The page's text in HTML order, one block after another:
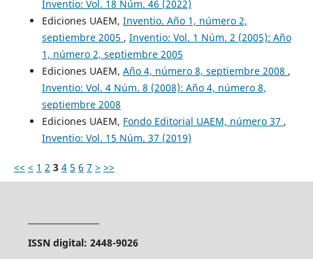
Inventio: Vol. 18 Núm. 46 (2022)
Ediciones UAEM, Inventio. Año 1, número 2,
septiembre 2005 , Inventio: Vol. 1 Núm. 2 (2005): Año
1, número 2, septiembre 2005
Ediciones UAEM, Año 4, número 8, septiembre 2008 ,
Inventio: Vol. 4 Núm. 8 (2008): Año 4, número 8,
septiembre 2008
Ediciones UAEM, Fondo Editorial UAEM, número 37 ,
Inventio: Vol. 15 Núm. 37 (2019)
<< < 1 2 3 4 5 6 7 > >>
ISSN digital: 2448-9026